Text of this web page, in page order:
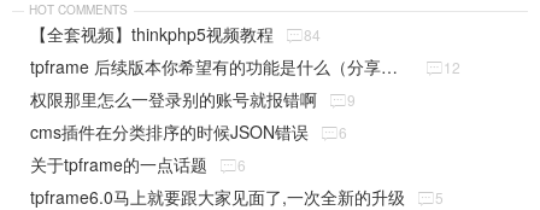
HOT COMMENTS
【全套视频】thinkphp5视频教程 84
tpframe 后续版本你希望有的功能是什么（分享贴） 12
权限那里怎么一登录别的账号就报错啊 9
cms插件在分类排序的时候JSON错误 6
关于tpframe的一点话题 6
tpframe6.0马上就要跟大家见面了,一次全新的升级 5